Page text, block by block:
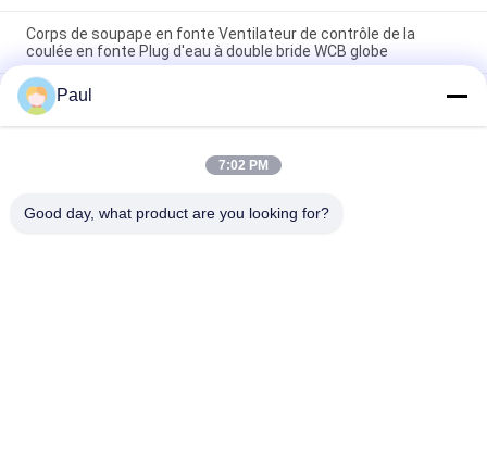
Corps de soupape en fonte Ventilateur de contrôle de la
coulée en fonte Plug d'eau à double bride WCB globe
Corps de soupape de coulée de sable de résine de fer gris
Coulée Ra 12,5um Rugosité de surface
Parties du corps de la soupape de contrôle de coulée de
l'investissement de précision en cire perdue Taille
Paul
7:02 PM
Good day, what product are you looking for?